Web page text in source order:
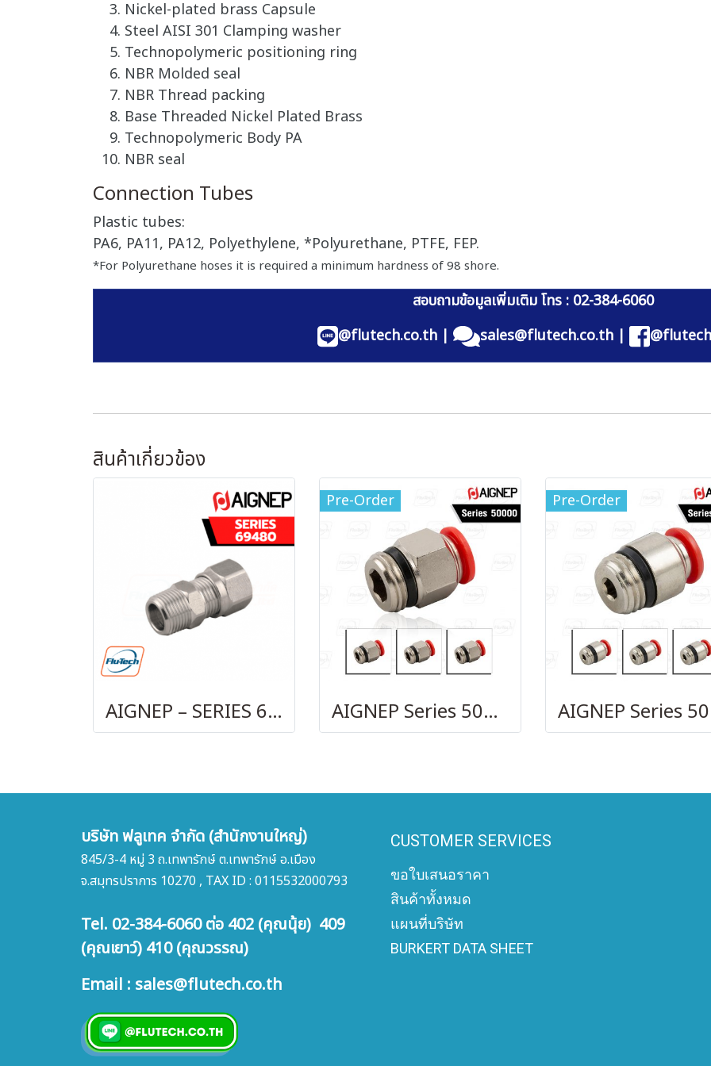
Nickel-plated brass Capsule
Steel AISI 301 Clamping washer
Technopolymeric positioning ring
NBR Molded seal
NBR Thread packing
Base Threaded Nickel Plated Brass
Technopolymeric Body PA
NBR seal
Connection Tubes
Plastic tubes:
PA6, PA11, PA12, Polyethylene, *Polyurethane, PTFE, FEP.
*For Polyurethane hoses it is required a minimum hardness of 98 shore.
สอบถามข้อมูลเพิ่มเติม โทร : 02-384-6060
@flutech.co.th | sales@flutech.co.th|
สินค้าเกี่ยวข้อง
AIGNEP – SERIES 69480 | STRAIGHT MALE ADAPTOR
Pre-Order
AIGNEP Series 50000
Pre-Order
บริษัท ฟลูเทค จำกัด (สำนักงานใหญ่)
845/3-4 หมู่ 3 ถ.เทพารักษ์ ต.เทพารักษ์ อ.เมือง
จ.สมุทรปราการ 10270 , TAX ID : 0115532000793
Tel. 02-384-6060 ต่อ 402 (คุณนุ้ย) 409
(คุณเยาว์) 410 (คุณวรรณ)
Email : sales@flutech.co.th
CUSTOMER SERVICES
ขอใบเสนอราคา
สินค้าทั้งหมด
แผนที่บริษัท
BURKERT DATA SHEET